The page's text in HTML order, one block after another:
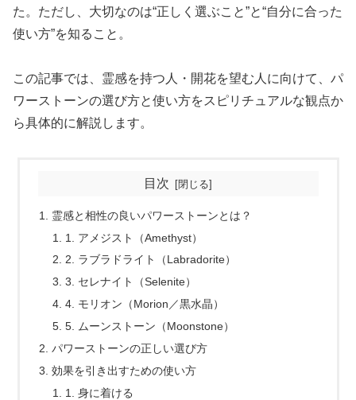
た。ただし、大切なのは“正しく選ぶこと”と“自分に合った
使い方”を知ること。
この記事では、霊感を持つ人・開花を望む人に向けて、パ
ワーストーンの選び方と使い方をスピリチュアルな観点か
ら具体的に解説します。
目次
霊感と相性の良いパワーストーンとは？
1. アメジスト（Amethyst）
2. ラブラドライト（Labradorite）
3. セレナイト（Selenite）
4. モリオン（Morion／黒水晶）
5. ムーンストーン（Moonstone）
パワーストーンの正しい選び方
効果を引き出すための使い方
1. 身に着ける